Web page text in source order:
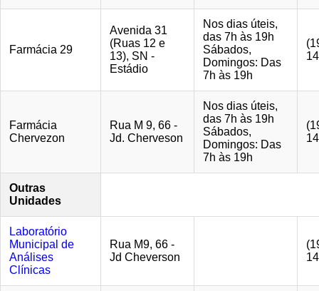
Farmácia 29
Avenida 31
(Ruas 12 e
13), SN -
Estádio
Nos dias úteis,
das 7h às 19h
Sábados,
Domingos: Das
7h às 19h
Farmácia
Chervezon
Rua M 9, 66 -
Jd. Cherveson
Nos dias úteis,
das 7h às 19h
Sábados,
Domingos: Das
7h às 19h
Outras
Unidades
Laboratório
Municipal de
Análises
Clínicas
Rua M9, 66 -
Jd Cheverson